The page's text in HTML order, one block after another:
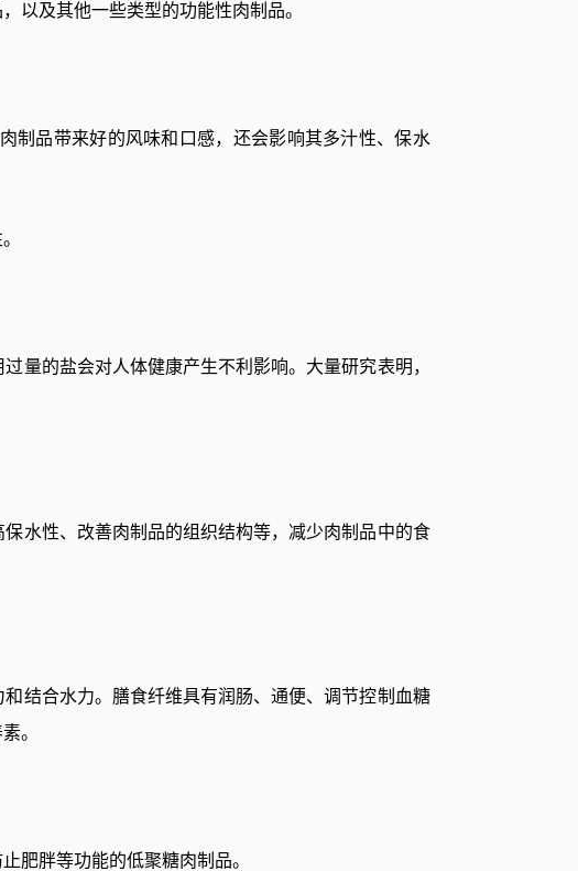
以及其他一些类型的功能性肉制品。
制品带来好的风味和口感，还会影响其多汁性、保水
量的盐会对人体健康产生不利影响。大量研究表明，
水性、改善肉制品的组织结构等，减少肉制品中的食
结合水力。膳食纤维具有润肠、通便、调节控制血糖
。
肥胖等功能的低聚糖肉制品。